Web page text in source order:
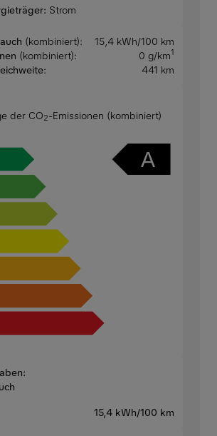
Strom
(kombiniert):
15,4 kWh/100 km
(kombiniert): 0 g/km1
: 441 km
der CO2-Emissionen (kombiniert)
A
15,4 kWh/100 km